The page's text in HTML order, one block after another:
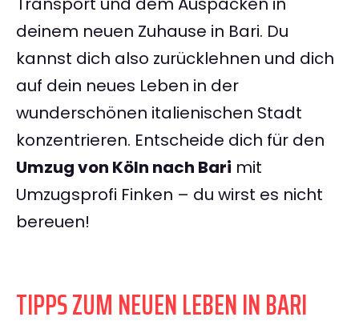
deinem neuen Zuhause in Bari. Du
kannst dich also zurücklehnen und dich
auf dein neues Leben in der
wunderschönen italienischen Stadt
konzentrieren. Entscheide dich für den
Umzug von Köln nach Bari mit
Umzugsprofi Finken – du wirst es nicht
bereuen!
TIPPS ZUM NEUEN LEBEN IN BARI